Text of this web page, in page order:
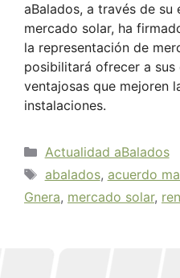
aBalados, a través de su
mercado solar, ha
la representación de
posibilitará ofrecer a
ventajosas que mejoren
instalaciones.
Actualidad aBalados
abalados, acuerdo
Gnera, mercado solar,